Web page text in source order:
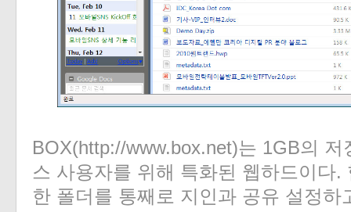
BOX(http://www.box.net)는 1GB의
스 사용자를 위해 특화된 웹하드이다
한 폴더를 통째로 지인과 공유 설정